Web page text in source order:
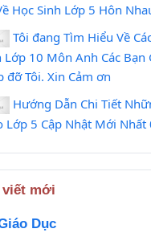
Học Sinh Lớp 5 Hôn
Tôi đang Tìm Hiểu Về
Lớp 10 Môn Anh Các Bạn
đỡ Tôi. Xin Cảm ơn
Hướng Dẫn Chi Tiết
Lớp 5 Cập Nhật Mới
viết mới
Dục